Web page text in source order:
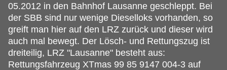
05.2012 in den Bahnhof Lausanne geschleppt. Bei
der SBB sind nur wenige Dieselloks vorhanden, so
greift man hier auf den LRZ zurück und dieser wird
auch mal bewegt. Der Lösch- und Rettungszug ist
dreiteilig, LRZ "Lausanne" besteht aus:
Rettungsfahrzeug XTmas 99 85 9147 004-3 auf